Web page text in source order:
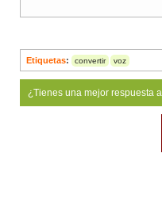
Etiquetas: convertir voz
¿Tienes una mejor respuesta